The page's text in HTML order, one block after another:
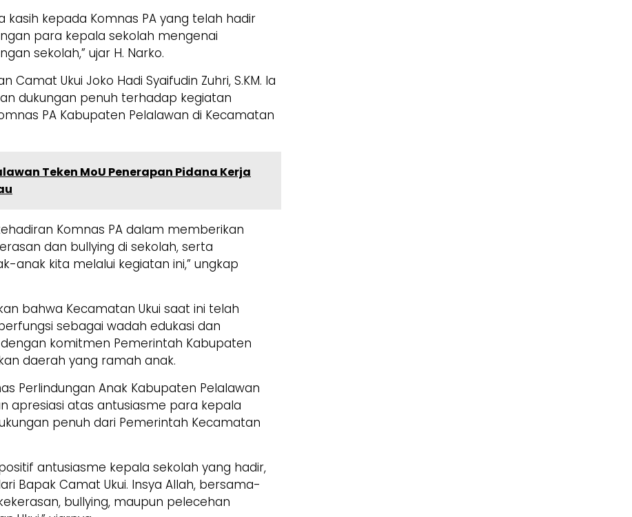
kasih kepada Komnas PA yang telah hadir
para kepala sekolah mengenai
sekolah,” ujar H. Narko.
Camat Ukui Joko Hadi Syaifudin Zuhri, S.KM. Ia
dukungan penuh terhadap kegiatan
PA Kabupaten Pelalawan di Kecamatan
Teken MoU Penerapan Pidana Kerja
Komnas PA dalam memberikan
dan bullying di sekolah, serta
anak kita melalui kegiatan ini,” ungkap
bahwa Kecamatan Ukui saat ini telah
sebagai wadah edukasi dan
komitmen Pemerintah Kabupaten
daerah yang ramah anak.
Perlindungan Anak Kabupaten Pelalawan
apresiasi atas antusiasme para kepala
penuh dari Pemerintah Kecamatan
antusiasme kepala sekolah yang hadir,
Bapak Camat Ukui. Insya Allah, bersama-
bullying, maupun pelecehan